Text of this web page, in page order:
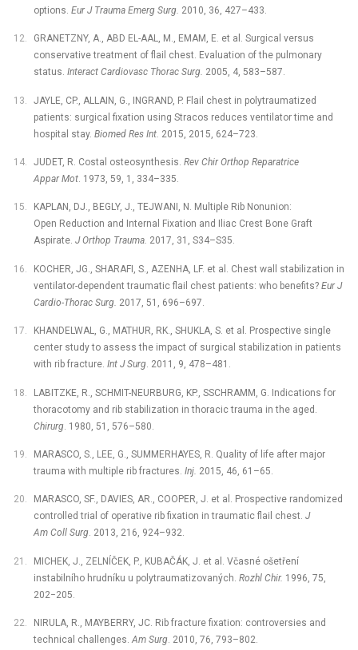
options. Eur J Trauma Emerg Surg. 2010, 36, 427–433.
GRANETZNY, A., ABD EL-AAL, M., EMAM, E. et al. Surgical versus
conservative treatment of flail chest. Evaluation of the pulmonary
status. Interact Cardiovasc Thorac Surg. 2005, 4, 583–587.
JAYLE, CP., ALLAIN, G., INGRAND, P. Flail chest in polytraumatized
patients: surgical fixation using Stracos reduces ventilator time and
hospital stay. Biomed Res Int. 2015, 2015, 624–723.
JUDET, R. Costal osteosynthesis. Rev Chir Orthop Reparatrice
Appar Mot. 1973, 59, 1, 334–335.
KAPLAN, DJ., BEGLY, J., TEJWANI, N. Multiple Rib Nonunion:
Open Reduction and Internal Fixation and Iliac Crest Bone Graft
Aspirate. J Orthop Trauma. 2017, 31, S34–S35.
KOCHER, JG., SHARAFI, S., AZENHA, LF. et al. Chest wall stabilization in
ventilator-dependent traumatic flail chest patients: who benefits? Eur J
Cardio-Thorac Surg. 2017, 51, 696–697.
KHANDELWAL, G., MATHUR, RK., SHUKLA, S. et al. Prospective single
center study to assess the impact of surgical stabilization in patients
with rib fracture. Int J Surg. 2011, 9, 478–481.
LABITZKE, R., SCHMIT-NEURBURG, KP., SSCHRAMM, G. Indications for
thoracotomy and rib stabilization in thoracic trauma in the aged.
Chirurg . 1980, 51, 576–580.
MARASCO, S., LEE, G., SUMMERHAYES, R. Quality of life after major
trauma with multiple rib fractures. Inj. 2015, 46, 61–65.
MARASCO, SF., DAVIES, AR., COOPER, J. et al. Prospective ran­domized
controlled trial of operative rib fixation in traumatic flail chest. J
Am Coll Surg. 2013, 216, 924–932.
MICHEK, J., ZELNÍČEK, P., KUBAČÁK, J. et al. Včasné ošetření
instabilního hrudníku u polytraumatizovaných. Rozhl Chir. 1996, 75,
202−205.
NIRULA, R., MAYBERRY, JC. Rib fracture fixation: controversies and
technical challenges.Am Surg. 2010, 76, 793–802.